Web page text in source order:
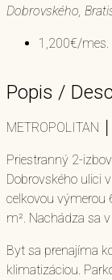
Dobrovského,
1,200€/mes.
Popis /
METROPOLITAN
Priestranný 2-
Dobrovského ulici
celkovou výmerou
m². Nachádza sa
Byt sa prenajíma
klimatizáciou.